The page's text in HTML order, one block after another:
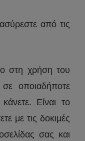
από τις
στη χρήση του
σε οποιαδήποτε
Είναι το
με τις δοκιμές
σας και